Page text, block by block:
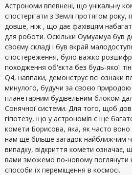
Астрономи впевнені, що унікальну
спостерігати з Землі протягом року,
довше, ніж , що дає фахівцям
для роботи. Оскільки Оумуамуа був
своєму складі і був вкрай
спостереження, було важко
походження об'єкта без будь-якої
Q4, навпаки, демонструє всі ознаки
минулого, будучи за своєю
планетарним будівельним блоком
Сонячної системи. Для того, щоб
гіпотезу, що у астрономів є ще
комети Борисова, яка, як часто
нам ще більше загадок найближчим
випадку, відкриття комети означає,
вами зможемо по-новому поглянути
способи їх переміщення в космосі.